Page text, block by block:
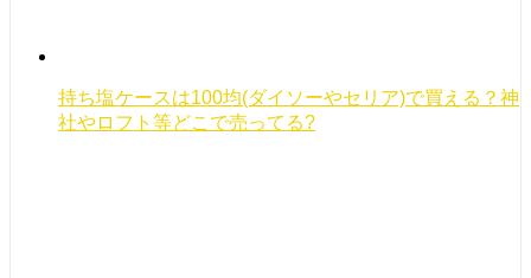
持ち塩ケースは100均(ダイソーやセリア)で買える？神
社やロフト等どこで売ってる?